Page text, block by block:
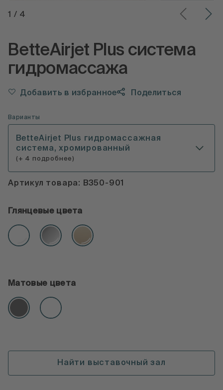
1 / 4
BetteAirjet Plus система
гидромассажа
Добавить в избранное Поделиться
Варианты
BetteAirjet Plus гидромассажная
система, хромированный
(+ 4 подробнее)
Артикул товара: B350-901
Глянцевые цвета
Матовые цвета
Найти выставочный зал